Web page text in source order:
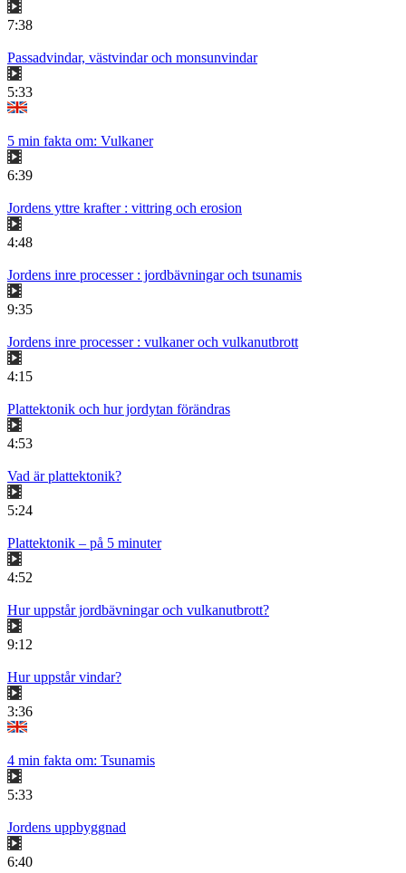
7:38
Passadvindar, västvindar och monsunvindar
5:33
5 min fakta om: Vulkaner
6:39
Jordens yttre krafter : vittring och erosion
4:48
Jordens inre processer : jordbävningar och tsunamis
9:35
Jordens inre processer : vulkaner och vulkanutbrott
4:15
Plattektonik och hur jordytan förändras
4:53
Vad är plattektonik?
5:24
Plattektonik – på 5 minuter
4:52
Hur uppstår jordbävningar och vulkanutbrott?
9:12
Hur uppstår vindar?
3:36
4 min fakta om: Tsunamis
5:33
Jordens uppbyggnad
6:40